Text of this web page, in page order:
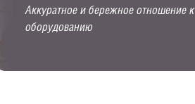
Аккуратное и бережное отношение к
оборудованию